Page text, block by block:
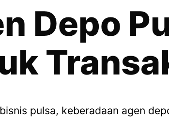
Depo
pulsa, keberadaan agen